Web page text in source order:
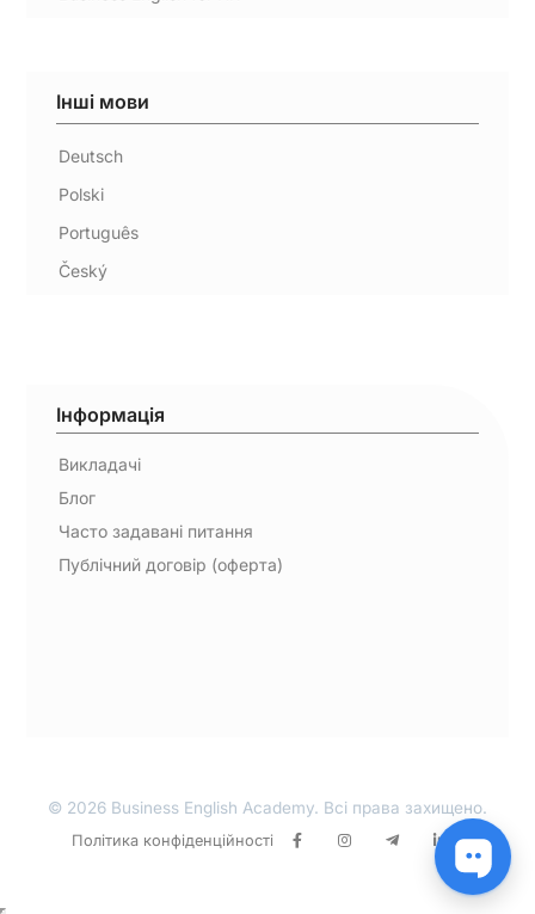
Інші мови
Deutsch
Polski
Português
Český
Інформація
Викладачі
Блог
Часто задавані питання
Публічний договір (оферта)
© 2026 Business English Academy. Всі права захищено.
Політика конфіденційності